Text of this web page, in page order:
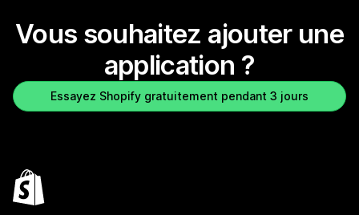
Vous souhaitez ajouter une
application ?
Essayez Shopify gratuitement pendant 3 jours